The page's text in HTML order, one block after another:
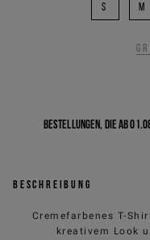
S M
Bestellungen, die ab
Beschreibung
Cremefarbenes T-
kreativem Look